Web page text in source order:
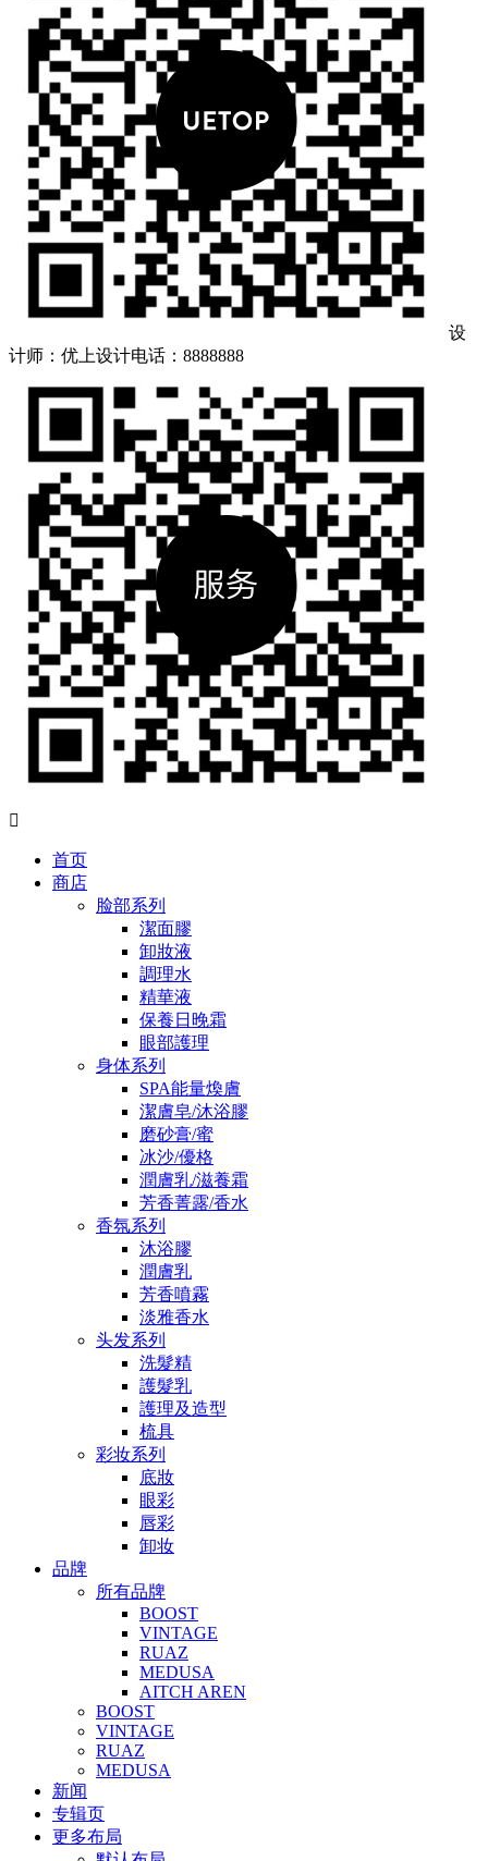
设
计师：优上设计电话：8888888

首页
商店
脸部系列
潔面膠
卸妝液
調理水
精華液
保養日晚霜
眼部護理
身体系列
SPA能量煥膚
潔膚皂/沐浴膠
磨砂膏/蜜
冰沙/優格
潤膚乳/滋養霜
芳香菁露/香水
香氛系列
沐浴膠
潤膚乳
芳香噴霧
淡雅香水
头发系列
洗髮精
護髮乳
護理及造型
梳具
彩妆系列
底妝
眼彩
唇彩
卸妆
品牌
所有品牌
BOOST
VINTAGE
RUAZ
MEDUSA
AITCH AREN
BOOST
VINTAGE
RUAZ
MEDUSA
新闻
专辑页
更多布局